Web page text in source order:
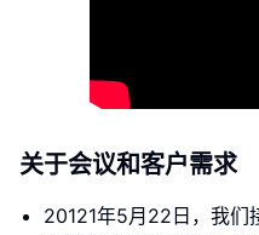
关于会议和客户需求
20121年5月22日，我们